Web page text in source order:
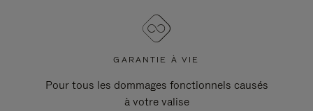
GARANTIE À VIE
Pour tous les dommages fonctionnels causés
à votre valise